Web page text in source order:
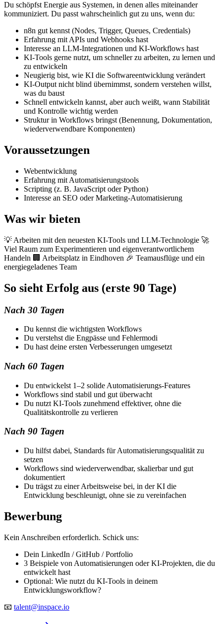
Du schöpfst Energie aus Systemen, in denen alles miteinander
kommuniziert. Du passt wahrscheinlich gut zu uns, wenn du:
n8n gut kennst (Nodes, Trigger, Queues, Credentials)
Erfahrung mit APIs und Webhooks hast
Interesse an LLM-Integrationen und KI-Workflows hast
KI-Tools gerne nutzt, um schneller zu arbeiten, zu lernen und
zu entwickeln
Neugierig bist, wie KI die Softwareentwicklung verändert
KI-Output nicht blind übernimmst, sondern verstehen willst,
was du baust
Schnell entwickeln kannst, aber auch weißt, wann Stabilität
und Kontrolle wichtig werden
Struktur in Workflows bringst (Benennung, Dokumentation,
wiederverwendbare Komponenten)
Voraussetzungen
Webentwicklung
Erfahrung mit Automatisierungstools
Scripting (z. B. JavaScript oder Python)
Interesse an SEO oder Marketing-Automatisierung
Was wir bieten
💡 Arbeiten mit den neuesten KI-Tools und LLM-Technologie 🚀
Viel Raum zum Experimentieren und eigenverantwortlichem
Handeln 🏢 Arbeitsplatz in Eindhoven 🎉 Teamausflüge und ein
energiegeladenes Team
So sieht Erfolg aus (erste 90 Tage)
Nach 30 Tagen
Du kennst die wichtigsten Workflows
Du verstehst die Engpässe und Fehlermodi
Du hast deine ersten Verbesserungen umgesetzt
Nach 60 Tagen
Du entwickelst 1–2 solide Automatisierungs-Features
Workflows sind stabil und gut überwacht
Du nutzt KI-Tools zunehmend effektiver, ohne die
Qualitätskontrolle zu verlieren
Nach 90 Tagen
Du hilfst dabei, Standards für Automatisierungsqualität zu
setzen
Workflows sind wiederverwendbar, skalierbar und gut
dokumentiert
Du trägst zu einer Arbeitsweise bei, in der KI die
Entwicklung beschleunigt, ohne sie zu vereinfachen
Bewerbung
Kein Anschreiben erforderlich. Schick uns:
Dein LinkedIn / GitHub / Portfolio
3 Beispiele von Automatisierungen oder KI-Projekten, die du
entwickelt hast
Optional: Wie nutzt du KI-Tools in deinem
Entwicklungsworkflow?
📧 talent@inspace.io